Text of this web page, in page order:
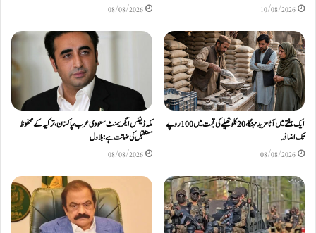
10/08/2026
08/08/2026
ایک ہفتے میں آٹا مزید مہنگا، 20 کلو تھیلے کی قیمت میں 100 روپے
تک اضافہ
08/08/2026
مکہ ڈیفنس ایگریمنٹ سعودی عرب، پاکستان، ترکیہ کے محفوظ
مستقبل کی ضمانت ہے: بلاول
08/08/2026